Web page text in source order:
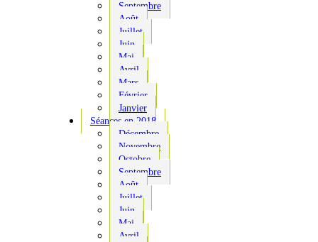
Septembre
Août
Juillet
Juin
Mai
Avril
Mars
Février
Janvier
Séances en 2018
Décembre
Novembre
Octobre
Septembre
Août
Juillet
Juin
Mai
Avril